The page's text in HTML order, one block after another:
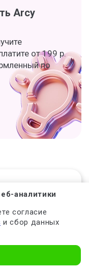
Arcy
от 199 р.
по
аналитики
согласие
и сбор данных